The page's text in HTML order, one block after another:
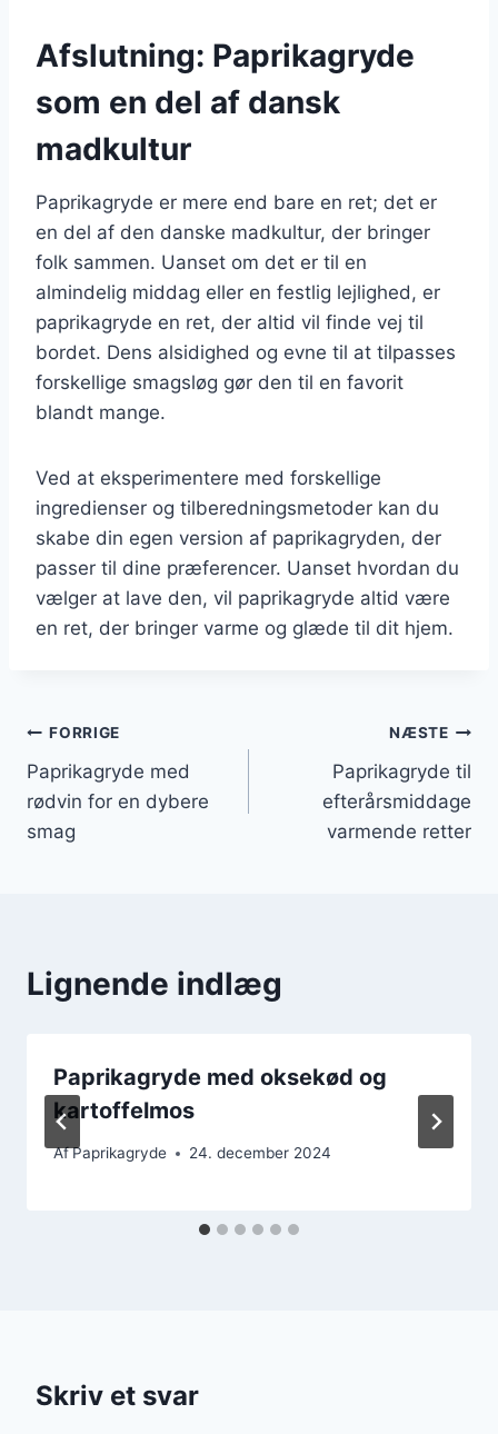
Afslutning: Paprikagryde
som en del af dansk
madkultur
Paprikagryde er mere end bare en ret; det er
en del af den danske madkultur, der bringer
folk sammen. Uanset om det er til en
almindelig middag eller en festlig lejlighed, er
paprikagryde en ret, der altid vil finde vej til
bordet. Dens alsidighed og evne til at tilpasses
forskellige smagsløg gør den til en favorit
blandt mange.
Ved at eksperimentere med forskellige
ingredienser og tilberedningsmetoder kan du
skabe din egen version af paprikagryden, der
passer til dine præferencer. Uanset hvordan du
vælger at lave den, vil paprikagryde altid være
en ret, der bringer varme og glæde til dit hjem.
Indlægsnavigation
FORRIGE
Paprikagryde med
rødvin for en dybere
smag
NÆSTE
Paprikagryde til
efterårsmiddage
varmende retter
Lignende indlæg
Paprikagryde med oksekød og
kartoffelmos
AfPaprikagryde 24. december 2024
Skriv et svar